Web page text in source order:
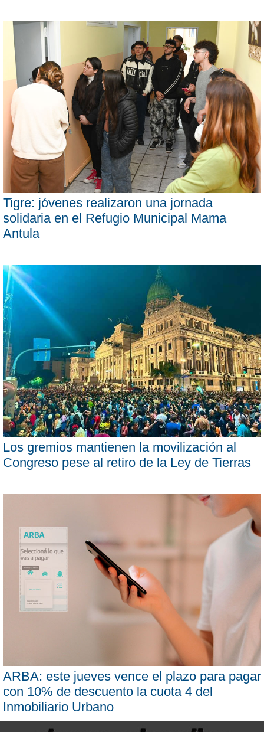
Tigre: jóvenes realizaron una jornada
solidaria en el Refugio Municipal Mama
Antula
Los gremios mantienen la movilización al
Congreso pese al retiro de la Ley de Tierras
ARBA: este jueves vence el plazo para pagar
con 10% de descuento la cuota 4 del
Inmobiliario Urbano